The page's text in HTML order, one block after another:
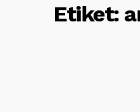
Etiket: